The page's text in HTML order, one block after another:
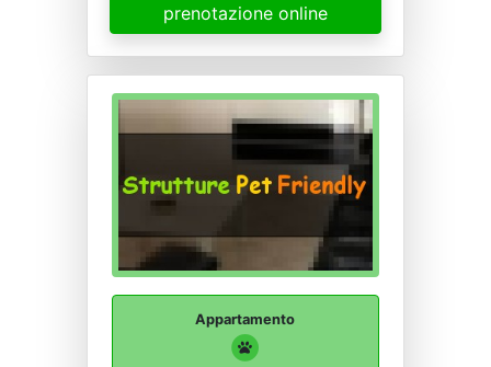
prenotazione online
Appartamento